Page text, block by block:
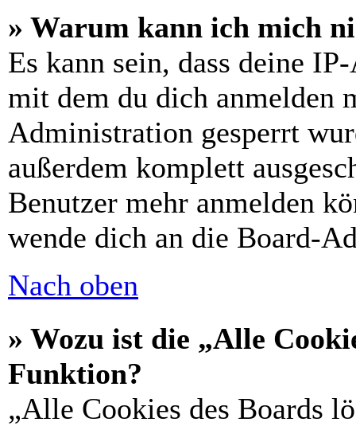
» Warum kann ich mich
Es kann sein, dass deine
mit dem du dich anmelden
Administration gesperrt
außerdem komplett
Benutzer mehr anmelden
wende dich an die Board-
Nach oben
» Wozu ist die „Alle
Funktion?
„Alle Cookies des Boards